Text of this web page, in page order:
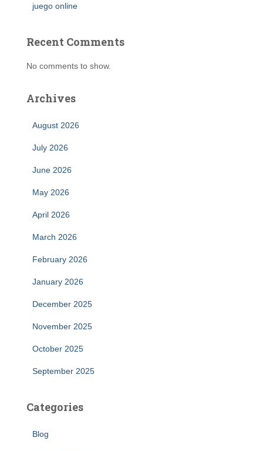
juego online
Recent Comments
No comments to show.
Archives
August 2026
July 2026
June 2026
May 2026
April 2026
March 2026
February 2026
January 2026
December 2025
November 2025
October 2025
September 2025
Categories
Blog